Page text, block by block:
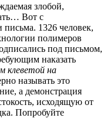
злобой,
Вот с
письма. 1326 человек,
полимеров
под письмом,
наказать
клеветой на
называть это
а демонстрация
исходящую от
Попробуйте